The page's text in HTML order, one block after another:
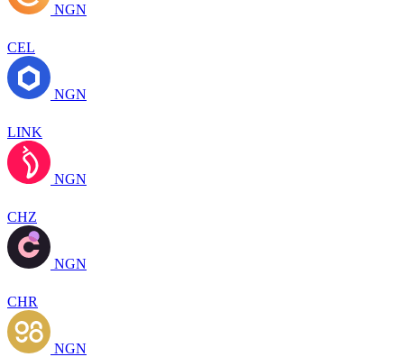
NGN
CEL
NGN
LINK
NGN
CHZ
NGN
CHR
NGN